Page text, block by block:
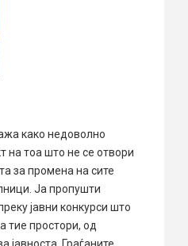
како недоволно
на тоа што не се отвори
за промена на сите
Ја пропушти
јавни конкурси што
тие простори, од